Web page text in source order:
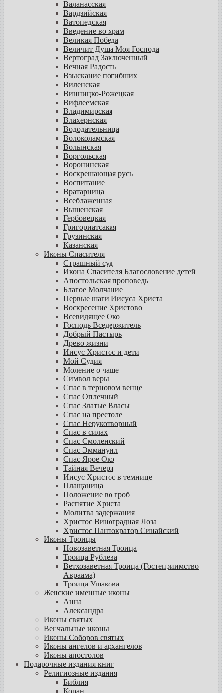
Валанасская
Вардзийская
Ватопедская
Введение во храм
Великая Победа
Величит Душа Моя Господа
Вертоград Заключенный
Вечная Радость
Взыскание погибших
Виленская
Винницко-Рожецкая
Вифлеемская
Владимирская
Влахернская
Вододательница
Волоколамская
Волынская
Воргольская
Воронинская
Воскрешающая русь
Воспитание
Вратарница
Всеблаженная
Вышенская
Гербовецкая
Григориатсакая
Грузинская
Казанская
Иконы Спасителя
Страшный суд
Икона Спасителя Благословение детей
Апостольская проповедь
Благое Молчание
Первые шаги Иисуса Христа
Воскресение Христово
Всевидящее Око
Господь Вседержитель
Добрый Пастырь
Древо жизни
Иисус Христос и дети
Мой Судия
Моление о чаше
Символ веры
Спас в терновом венце
Спас Оплечный
Спас Златые Власы
Спас на престоле
Спас Нерукотворный
Спас в силах
Спас Смоленский
Спас Эммануил
Спас Ярое Око
Тайная Вечеря
Иисус Христос в темнице
Плащаница
Положение во гроб
Распятие Христа
Молитва задержания
Христос Виноградная Лоза
Христос Пантократор Синайский
Иконы Троицы
Новозаветная Троица
Троица Рублева
Ветхозаветная Троица (Гостеприимство
Авраама)
Троица Ушакова
Женские именные иконы
Анна
Александра
Иконы святых
Венчальные иконы
Иконы Соборов святых
Иконы ангелов и архангелов
Иконы апостолов
Подарочные издания книг
Религиозные издания
Библия
Коран